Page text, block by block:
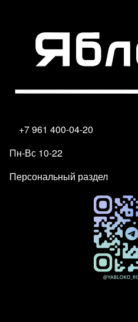
+7 961 400-04-20
Пн-Вс 10-22
Персональный раздел